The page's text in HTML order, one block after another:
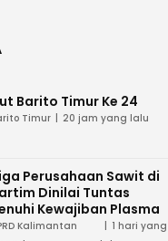
Barito Timur Ke 24
Timur 20 jam yang lalu
Perusahaan Sawit di
Dinilai Tuntas
Kewajiban Plasma
Kalimantan
1 hari yang